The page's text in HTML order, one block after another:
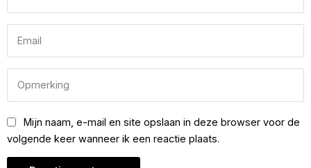
Mijn naam, e-mail en site opslaan in deze browser voor de
volgende keer wanneer ik een reactie plaats.